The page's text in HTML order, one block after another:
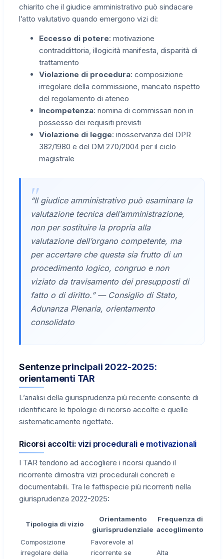
chiarito che il giudice amministrativo può sindacare
l’atto valutativo quando emergono vizi di:
Eccesso di potere: motivazione
contraddittoria, illogicità manifesta, disparità di
trattamento
Violazione di procedura: composizione
irregolare della commissione, mancato rispetto
del regolamento di ateneo
Incompetenza: nomina di commissari non in
possesso dei requisiti previsti
Violazione di legge: inosservanza del DPR
382/1980 e del DM 270/2004 per il ciclo
magistrale
“Il giudice amministrativo può esaminare la
valutazione tecnica dell’amministrazione,
non per sostituire la propria alla
valutazione dell’organo competente, ma
per accertare che questa sia frutto di un
procedimento logico, congruo e non
viziato da travisamento dei presupposti di
fatto o di diritto.” — Consiglio di Stato,
Adunanza Plenaria, orientamento
consolidato
Sentenze principali 2022-2025:
orientamenti TAR
L’analisi della giurisprudenza più recente consente di
identificare le tipologie di ricorso accolte e quelle
sistematicamente rigettate.
Ricorsi accolti: vizi procedurali e motivazionali
I TAR tendono ad accogliere i ricorsi quando il
ricorrente dimostra vizi procedurali concreti e
documentabili. Tra le fattispecie più ricorrenti nella
giurisprudenza 2022-2025:
Tipologia di vizio
Orientamento
giurisprudenziale
Frequenza di
accoglimento
Composizione
irregolare della
Favorevole al
ricorrente se
Alta